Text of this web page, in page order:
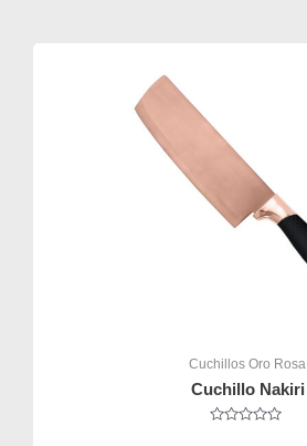
Cuchillos Oro Rosa
Cuchillo Nakiri